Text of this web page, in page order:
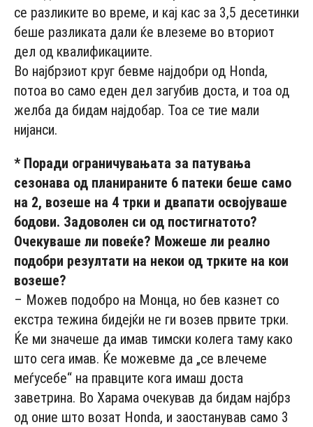
се разликите во време, и кај кас за 3,5 десетинки
беше разликата дали ќе влеземе во вториот
дел од квалификациите.
Во најбрзиот круг бевме најдобри од Honda,
потоа во само еден дел загубив доста, и тоа од
желба да бидам најдобар. Тоа се тие мали
нијанси.
* Поради ограничувањата за патувања
сезонава од планираните 6 патеки беше само
на 2, возеше на 4 трки и двапати освојуваше
бодови. Задоволен си од постигнатото?
Очекуваше ли повеќе? Можеше ли реално
подобри резултати на некои од трките на кои
возеше?
– Можев подобро на Монца, но бев казнет со
екстра тежина бидејќи не ги возев првите трки.
Ќе ми значеше да имав тимски колега таму како
што сега имав. Ќе можевме да „се влечеме
меѓусебе“ на правците кога имаш доста
заветрина. Во Харама очекував да бидам најбрз
од оние што возат Honda, и заостанував само 3